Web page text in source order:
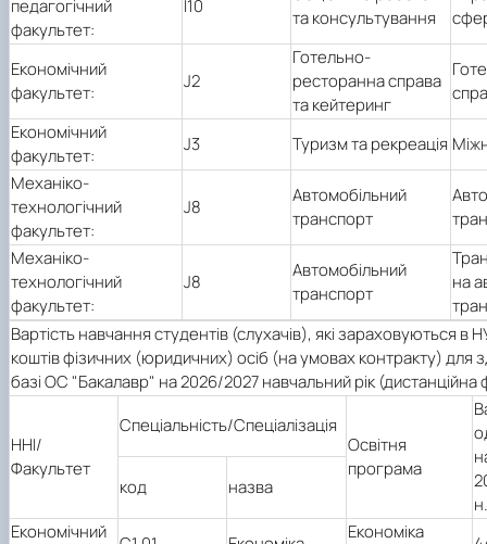
педагогічний
факультет:
І10
та консультування
Економічний
факультет:
J2
Готельно-
ресторанна справа
та кейтеринг
Економічний
факультет:
J3 Туризм та рекреація
Механіко-
технологічний
факультет:
J8
Автомобільний
транспорт
Механіко-
технологічний
факультет:
J8
Автомобільний
транспорт
на
Вартість навчання студентів (слухачів), які зараховуються в
коштів фізичних (юридичних) осіб (на умовах контракту) для
базі ОС "Бакалавр" на 2026/2027 навчальний рік (дистанційна
ННІ/
Факультет
Спеціальність/Спеціалізація
Освітня
програма
код
назва
Економічний
Економіка